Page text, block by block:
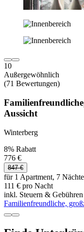
10
Außergewöhnlich
(71 Bewertungen)
Aussicht
Winterberg
8% Rabatt
776 €
847 €
für 1 Apartment, 7 Nächte
111 € pro Nacht
inkl. Steuern & Gebühren
Familienfreundliche,